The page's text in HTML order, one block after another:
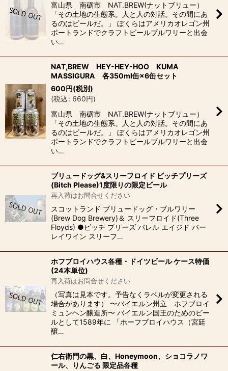
富山県 南砺市 NAT.BREW(ナットブリュー）
「その土地の生態系。人と人の対話。その間にあ
るのはビールだ。」 ぼくらはアメリカオレゴン州
ポートランドでクラフトビールブルワリーと出会
い…
NAT,BREW HEY-HEY-HOO KUMA
MASSIGURA 各350ml缶×6缶セット
600円(税別)
(税込: 660円)
富山県 南砺市 NAT.BREW(ナットブリュー）
「その土地の生態系。人と人の対話。その間にあ
るのはビールだ。」 ぼくらはアメリカオレゴン州
ポートランドでクラフトビールブルワリーと出会
い…
ブリュードッグ&スリーフロイド ビッチプリーズ
(Bitch Please)1度限りの限定ビール
再入荷はお問合せください
スコットランド ブリュードッグ・ブルワリー
(Brew Dog Brewery)＆ スリーフロイド(Three
Floyds) ●ビッチ プリーズ バレル エイジド バー
レイワイン スリーフ…
ホフブロイハウス各種・ドイツビール ケース特価
(24本単位)
再入荷はお問合せください
（写真は見本です。予告なくラベルが変更される
場合があります） 〜バイエルン州立 ホフブロイ
ミュンヘン醸造所〜 バイエルン国王のためのビー
ルとして1589年に 「ホーフブロイハウス（宮廷
醸…
仁右衛門の黒、白、Honeymoon、ショコラノワ
ール、りんごる 限定品各種